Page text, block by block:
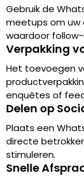
Gebruik de
meetups om
waardoor follow-
Verpakking
Het toevoegen
enquêtes of
Delen op
Plaats een
directe
stimuleren.
Snelle